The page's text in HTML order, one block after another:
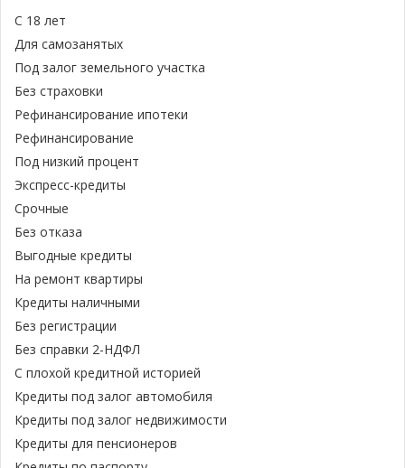
С 18 лет
Для самозанятых
Под залог земельного участка
Без страховки
Рефинансирование ипотеки
Рефинансирование
Под низкий процент
Экспресс-кредиты
Срочные
Без отказа
Выгодные кредиты
На ремонт квартиры
Кредиты наличными
Без регистрации
Без справки 2-НДФЛ
С плохой кредитной историей
Кредиты под залог автомобиля
Кредиты под залог недвижимости
Кредиты для пенсионеров